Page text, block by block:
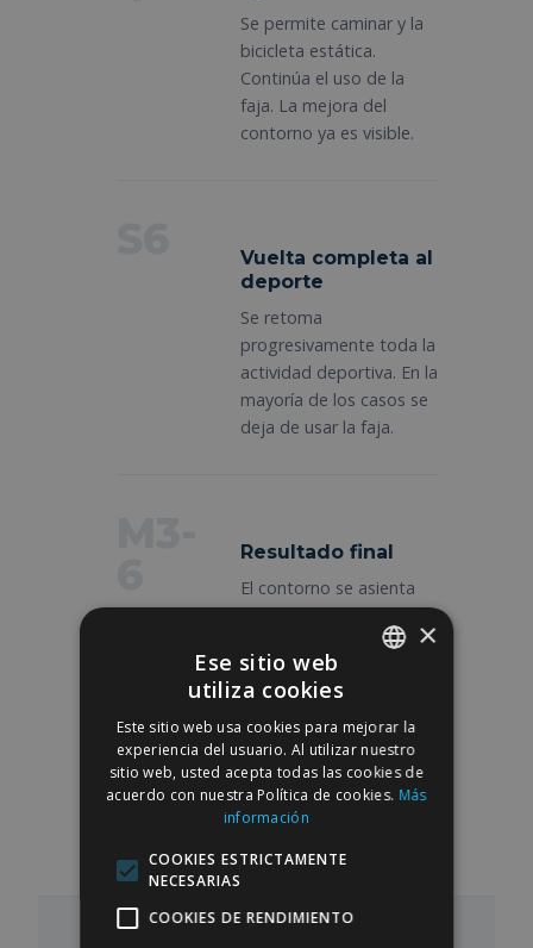
Se permite caminar y la
bicicleta estática.
Continúa el uso de la
faja. La mejora del
contorno ya es visible.
Vuelta completa al
deporte
Se retoma
progresivamente toda la
actividad deportiva. En la
mayoría de los casos se
deja de usar la faja.
Resultado final
El contorno se asienta
por completo. La
evidente, especialmente
en los casos de
liposcultura HD.
ENGLISH
×
Ese sitio web
utiliza cookies
Este sitio web usa cookies para mejorar la
experiencia del usuario. Al utilizar nuestro
sitio web, usted acepta todas las cookies de
acuerdo con nuestra Política de cookies. Más
información
COOKIES ESTRICTAMENTE
NECESARIAS
COOKIES DE RENDIMIENTO